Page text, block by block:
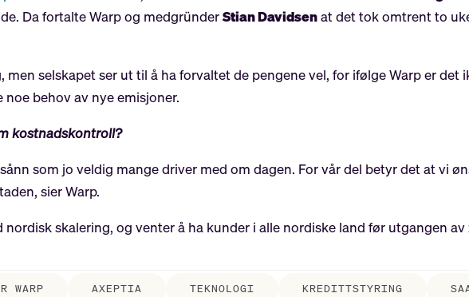
Da fortalte Warp og medgründerStian Davidsenat det tok omtrent to
men selskapet ser ut til å ha forvaltet de pengene vel, for ifølge Warp er
behov av nye emisjoner.
kostnadskontroll?
som jo veldig mange driver med om dagen. For vår del betyr det at vi
sier Warp.
nordisk skalering, og venter å ha kunder i alle nordiske land før utgangen
WARP AXEPTIA TEKNOLOGI KREDITTSTYRING